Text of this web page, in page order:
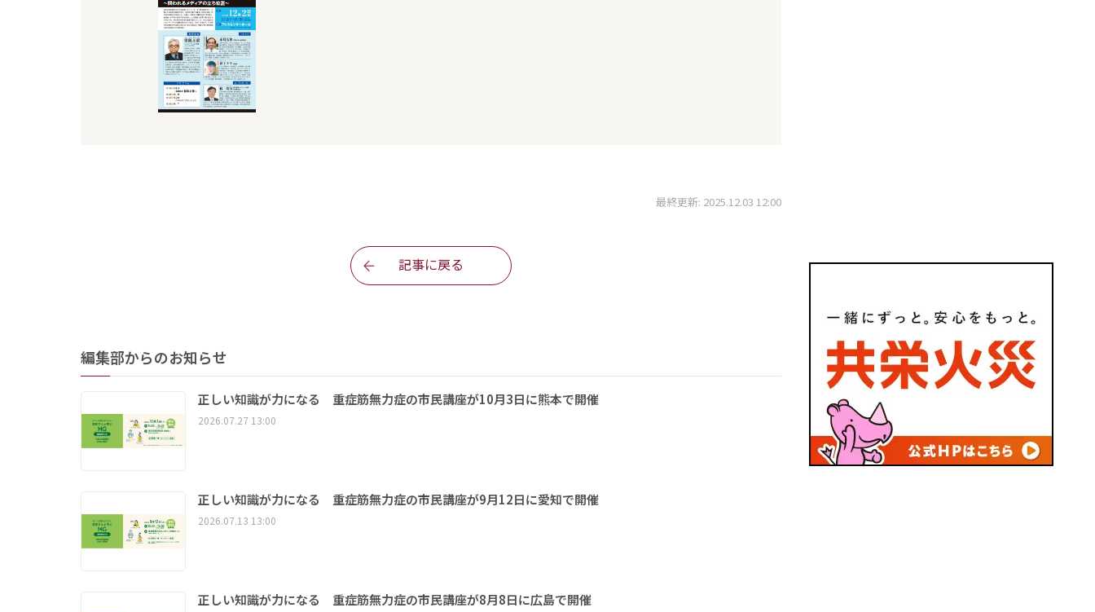
最終更新: 2025.12.03 12:00
記事に戻る
編集部からのお知らせ
正しい知識が力になる 重症筋無力症の市民講座が10月3日に熊本で開催
2026.07.27 13:00
正しい知識が力になる 重症筋無力症の市民講座が9月12日に愛知で開催
2026.07.13 13:00
正しい知識が力になる 重症筋無力症の市民講座が8月8日に広島で開催